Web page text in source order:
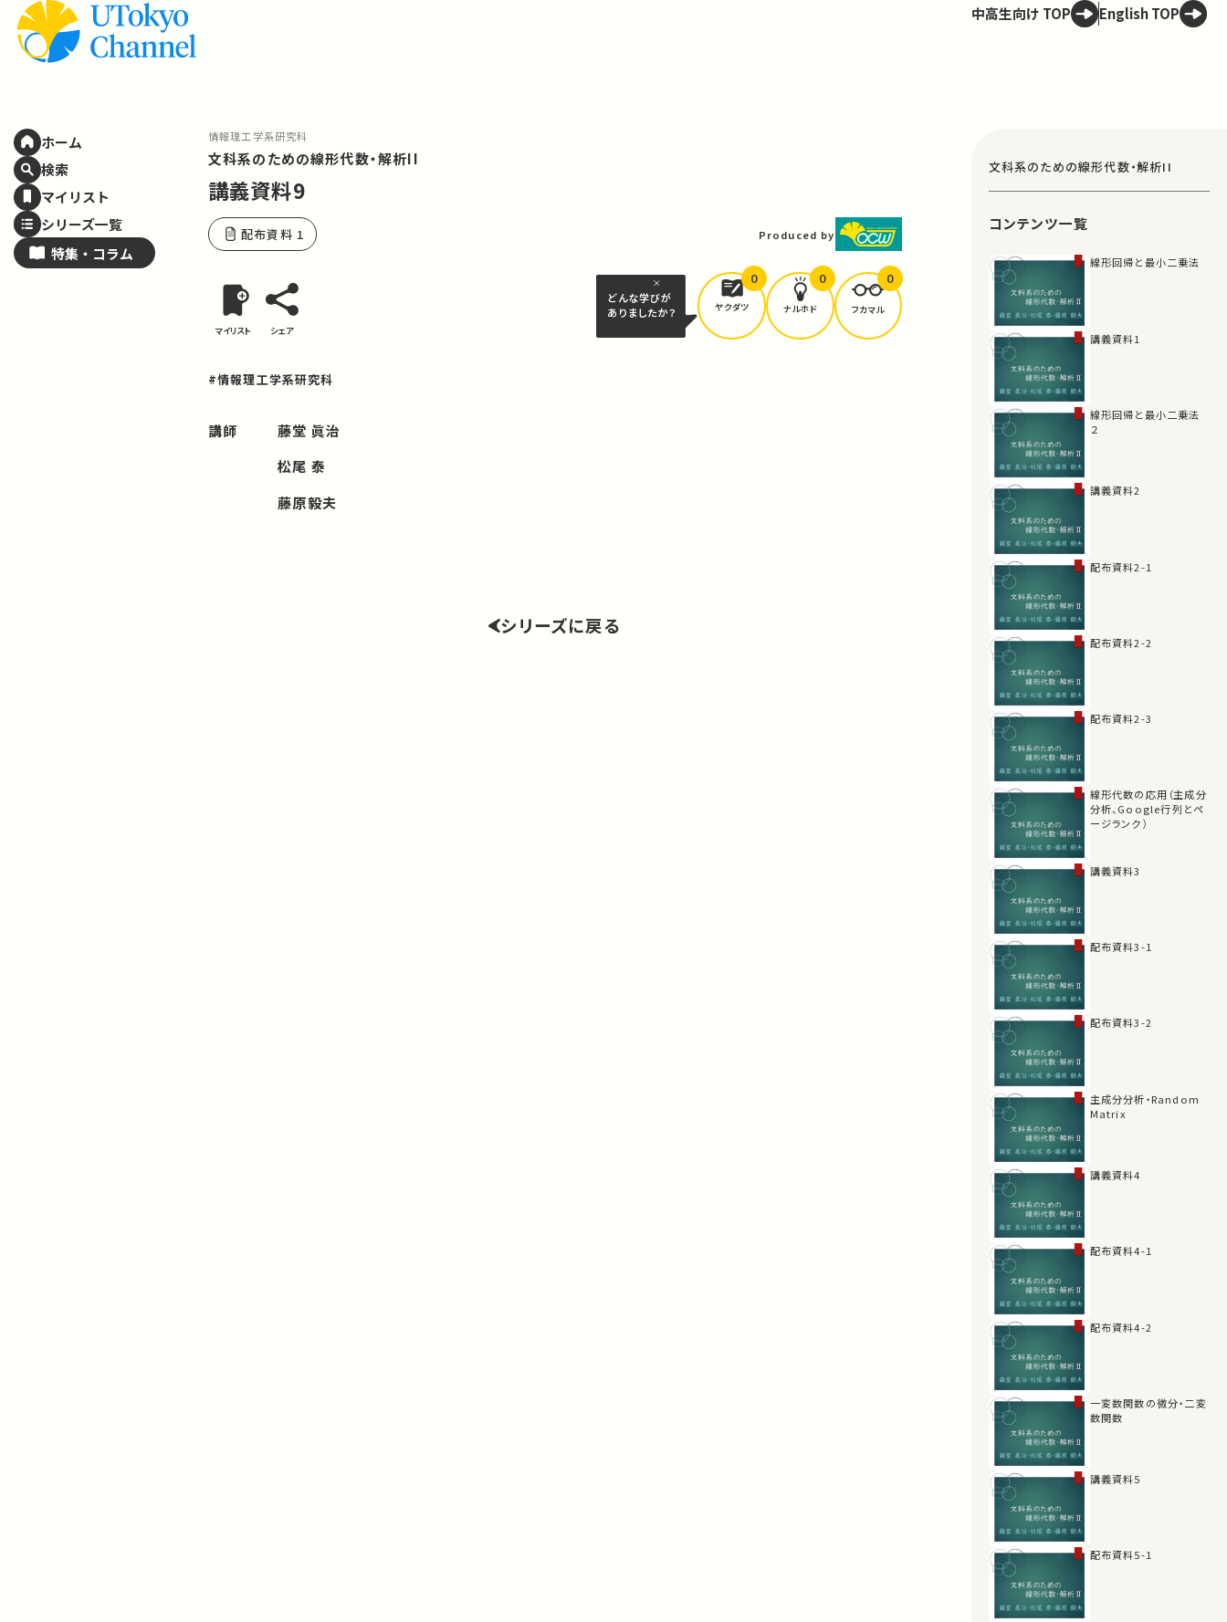
ホーム
検索
マイリスト
シリーズ一覧
特集・ コラム
中高生向け TOP English TOP
情報理工学系研究科
文科系のための線形代数・解析II
講義資料9
配布資料 1 Produced by
マイリスト シェア
どんな学びが
ありましたか？
ヤクダツ
0
ナルホド
0
フカマル
0
#情報理工学系研究科
講師
藤堂 眞治
松尾 泰
藤原毅夫
シリーズに戻る
文科系のための線形代数・解析II
コンテンツ一覧
線形回帰と最小二乗法
講義資料1
線形回帰と最小二乗法
２
講義資料2
配布資料2-1
配布資料2-2
配布資料2-3
線形代数の応用（主成分
分析、Google行列とペ
ージランク）
講義資料3
配布資料3-1
配布資料3-2
主成分分析・Random
Matrix
講義資料4
配布資料4-1
配布資料4-2
一変数関数の微分・二変
数関数
講義資料5
配布資料5-1